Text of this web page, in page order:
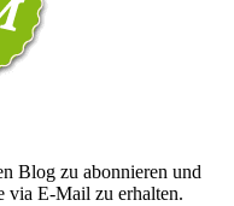
Blog zu abonnieren und
via E-Mail zu erhalten.